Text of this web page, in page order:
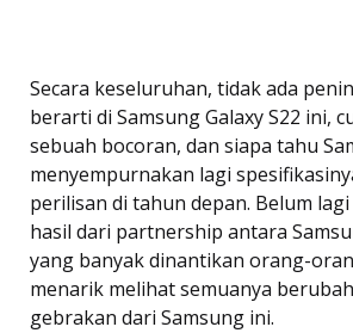
Secara keseluruhan, tidak ada
berarti di Samsung Galaxy S22 ini,
sebuah bocoran, dan siapa tahu
menyempurnakan lagi
perilisan di tahun depan. Belum
hasil dari partnership antara
yang banyak dinantikan orang-
menarik melihat semuanya
gebrakan dari Samsung ini.